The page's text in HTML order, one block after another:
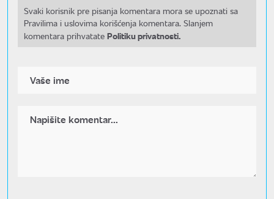
Svaki korisnik pre pisanja komentara mora se upoznati sa
Pravilima i uslovima korišćenja komentara. Slanjem
komentara prihvatate Politiku privatnosti.